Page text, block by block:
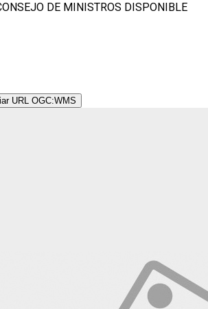
DE MINISTROS DISPONIBLE
URL OGC:WMS